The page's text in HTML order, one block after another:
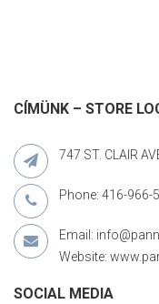
CÍMÜNK – STORE
747 ST. CLAIR
Phone: 416-966-
Email:
Website:
SOCIAL MEDIA